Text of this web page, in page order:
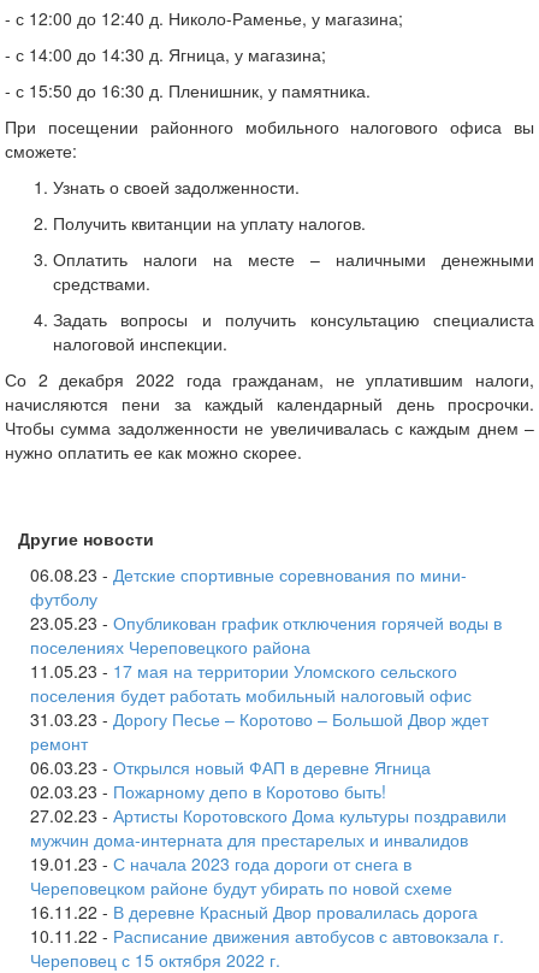
- с 12:00 до 12:40 д. Николо-Раменье, у магазина;
- с 14:00 до 14:30 д. Ягница, у магазина;
- с 15:50 до 16:30 д. Пленишник, у памятника.
При посещении районного мобильного налогового офиса вы
сможете:
Узнать о своей задолженности.
Получить квитанции на уплату налогов.
Оплатить налоги на месте – наличными денежными
средствами.
Задать вопросы и получить консультацию специалиста
налоговой инспекции.
Со 2 декабря 2022 года гражданам, не уплатившим налоги,
начисляются пени за каждый календарный день просрочки.
Чтобы сумма задолженности не увеличивалась с каждым днем –
нужно оплатить ее как можно скорее.
Другие новости
06.08.23 - Детские спортивные соревнования по мини-
футболу
23.05.23 - Опубликован график отключения горячей воды в
поселениях Череповецкого района
11.05.23 - 17 мая на территории Уломского сельского
поселения будет работать мобильный налоговый офис
31.03.23 - Дорогу Песье – Коротово – Большой Двор ждет
ремонт
06.03.23 - Открылся новый ФАП в деревне Ягница
02.03.23 - Пожарному депо в Коротово быть!
27.02.23 - Артисты Коротовского Дома культуры поздравили
мужчин дома-интерната для престарелых и инвалидов
19.01.23 - С начала 2023 года дороги от снега в
Череповецком районе будут убирать по новой схеме
16.11.22 - В деревне Красный Двор провалилась дорога
10.11.22 - Расписание движения автобусов с автовокзала г.
Череповец с 15 октября 2022 г.